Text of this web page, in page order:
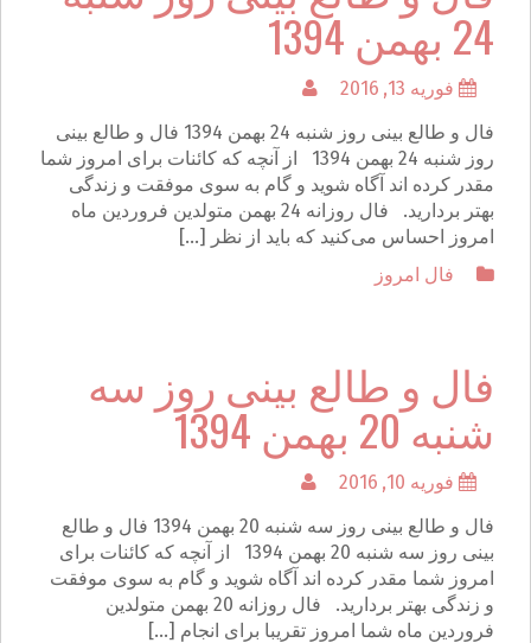
24 بهمن 1394
فوریه 13, 2016
فال و طالع بینی روز شنبه 24 بهمن 1394 فال و طالع بینی
روز شنبه 24 بهمن 1394 از آنچه که کائنات برای امروز شما
مقدر کرده اند آگاه شوید و گام به سوی موفقت و زندگی
بهتر بردارید. فال روزانه 24 بهمن متولدین فروردین ماه
امروز احساس می‌کنید که باید از نظر […]
فال امروز
فال و طالع بینی روز سه
شنبه 20 بهمن 1394
فوریه 10, 2016
فال و طالع بینی روز سه شنبه 20 بهمن 1394 فال و طالع
بینی روز سه شنبه 20 بهمن 1394 از آنچه که کائنات برای
امروز شما مقدر کرده اند آگاه شوید و گام به سوی موفقت
و زندگی بهتر بردارید. فال روزانه 20 بهمن متولدین
فروردین ماه شما امروز تقریبا برای انجام […]